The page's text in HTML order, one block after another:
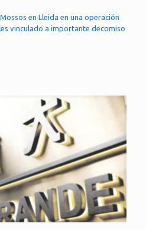
en Lleida en una operación
vinculado a importante decomiso